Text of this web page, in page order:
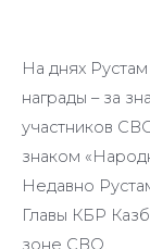
На днях
награды – за
участников
знаком
Недавно
Главы КБР
зоне СВО.